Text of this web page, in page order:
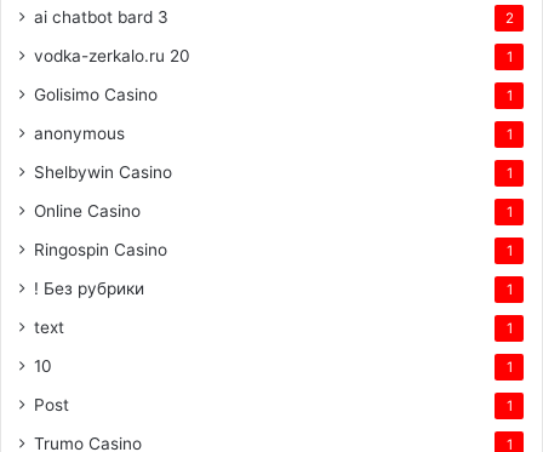
ai chatbot bard 3 2
vodka-zerkalo.ru 20 1
Golisimo Casino 1
anonymous 1
Shelbywin Casino 1
Online Casino 1
Ringospin Casino 1
! Без рубрики 1
text 1
10 1
Post 1
Trumo Casino 1